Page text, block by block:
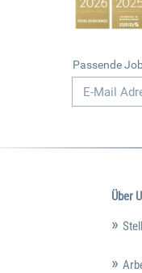
Passende
Über